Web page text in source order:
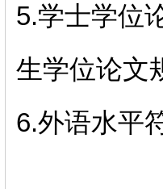
5.学士学位
生学位论文
6.外语水平